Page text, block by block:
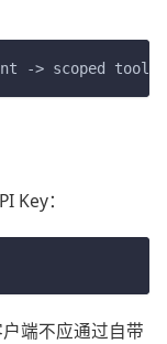
-> scoped tools
Key：
端不应通过自带